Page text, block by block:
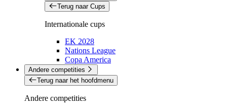
Terug naar Cups
Internationale cups
EK 2028
Nations League
Copa America
Andere competities
Terug naar het hoofdmenu
Andere competities